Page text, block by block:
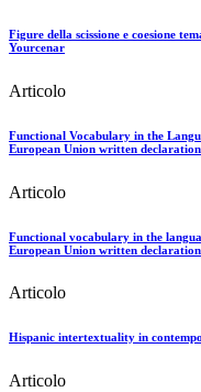
Figure della scissione e coesione
Yourcenar
Articolo
Functional Vocabulary in the
European Union written
Articolo
Functional vocabulary in the
European Union written
Articolo
Hispanic intertextuality in
Articolo